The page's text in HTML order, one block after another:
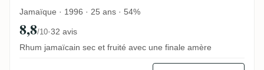
Jamaïque · 1996 · 25 ans · 54%
8,8/10·32 avis
Rhum jamaïcain sec et fruité avec une finale amère